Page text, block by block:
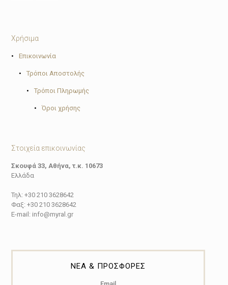
Χρήσιμα
• Επικοινωνία
• Τρόποι Αποστολής
• Τρόποι Πληρωμής
• Όροι χρήσης
Στοιχεία επικοινωνίας
Σκουφά 33, Αθήνα, τ.κ. 10673
Ελλάδα
Τηλ: +30 210 3628642
Φαξ: +30 210 3628642
E-mail: info@myral.gr
ΝΕΑ & ΠΡΟΣΦΟΡΕΣ